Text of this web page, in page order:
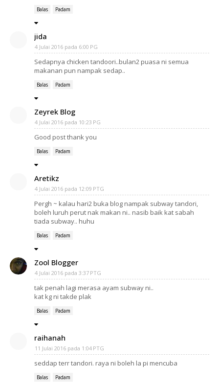
Balas Padam
jida
4 Julai 2016 pada 6:00 PG
Sedapnya chicken tandoori..bulan2 puasa ni semua
makanan pun nampak sedap..
Balas Padam
Zeyrek Blog
4 Julai 2016 pada 10:23 PG
Good post thank you
Balas Padam
Aretikz
4 Julai 2016 pada 12:09 PTG
Pergh ~ kalau hari2 buka blog nampak subway tandori,
boleh luruh perut nak makan ni.. nasib baik kat sabah
tiada subway.. huhu
Balas Padam
Zool Blogger
4 Julai 2016 pada 3:37 PTG
tak penah lagi merasa ayam subway ni..
kat kg ni takde plak
Balas Padam
raihanah
11 Julai 2016 pada 1:04 PTG
seddap terr tandori. raya ni boleh la pi mencuba
Balas Padam